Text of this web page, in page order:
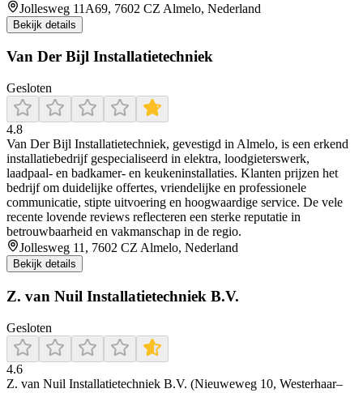
Jollesweg 11A69, 7602 CZ Almelo, Nederland
Bekijk details
Van Der Bijl Installatietechniek
Gesloten
4.8
Van Der Bijl Installatietechniek, gevestigd in Almelo, is een erkend
installatiebedrijf gespecialiseerd in elektra, loodgieterswerk,
laadpaal- en badkamer- en keukeninstallaties. Klanten prijzen het
bedrijf om duidelijke offertes, vriendelijke en professionele
communicatie, stipte uitvoering en hoogwaardige service. De vele
recente lovende reviews reflecteren een sterke reputatie in
betrouwbaarheid en vakmanschap in de regio.
Jollesweg 11, 7602 CZ Almelo, Nederland
Bekijk details
Z. van Nuil Installatietechniek B.V.
Gesloten
4.6
Z. van Nuil Installatietechniek B.V. (Nieuweweg 10, Westerhaar–